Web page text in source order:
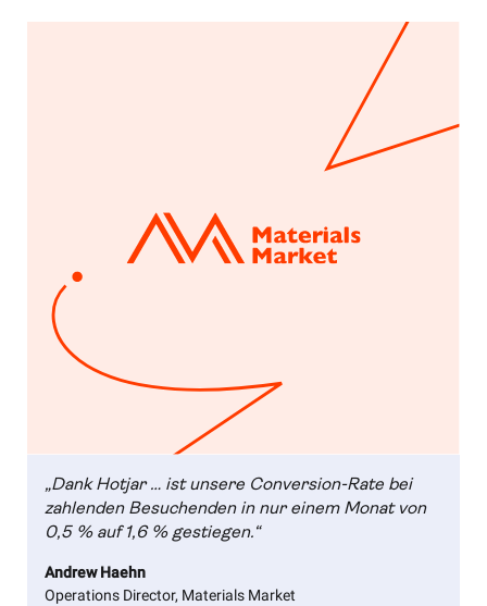
„Dank Hotjar … ist unsere Conversion-Rate bei
zahlenden Besuchenden in nur einem Monat von
0,5 % auf 1,6 % gestiegen.“
Andrew Haehn
Operations Director, Materials Market